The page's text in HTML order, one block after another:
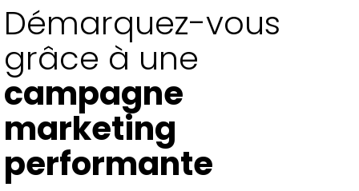
Démarquez-vous
grâce à une
campagne
marketing
performante